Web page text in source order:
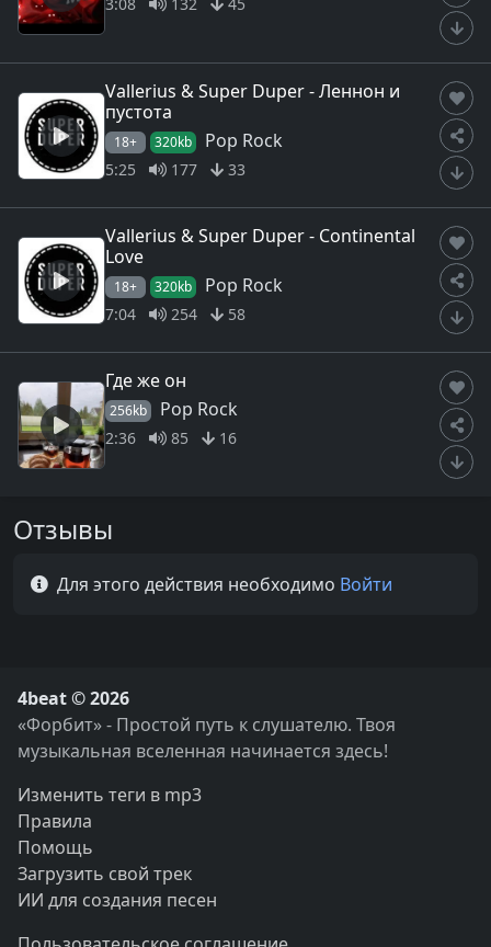
Vallerius & Super Duper - Леннон и
пустота
18+ 320kb Pop Rock
5:25 177 33
Vallerius & Super Duper - Continental
Love
18+ 320kb Pop Rock
7:04 254 58
Где же он
256kb Pop Rock
2:36 85 16
Отзывы
Для этого действия необходимо Войти
4beat © 2026
«Форбит» - Простой путь к слушателю. Твоя
музыкальная вселенная начинается здесь!
Изменить теги в mp3
Правила
Помощь
Загрузить свой трек
ИИ для создания песен